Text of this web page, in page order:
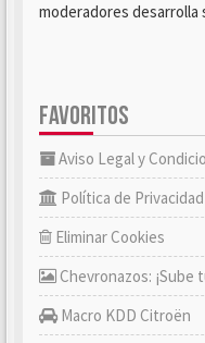
moderadores
FAVORITOS
Aviso Legal y
Política de
Eliminar Cookies
Chevronazos: ¡Sube
Macro KDD Citroën